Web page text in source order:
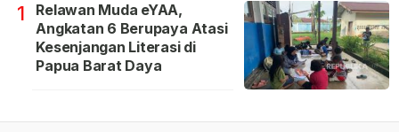
1
Relawan Muda eYAA,
Angkatan 6 Berupaya Atasi
Kesenjangan Literasi di
Papua Barat Daya